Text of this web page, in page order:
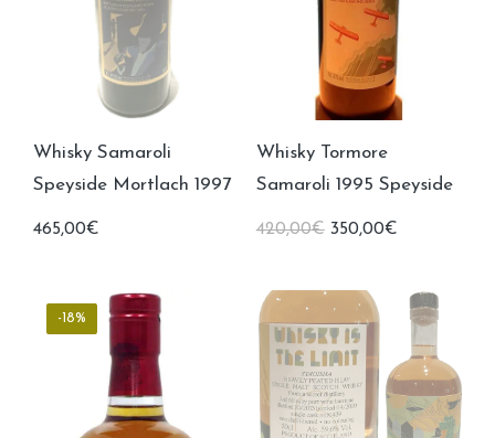
Whisky Samaroli
Speyside Mortlach 1997
465,00€
Whisky Tormore
Samaroli 1995 Speyside
420,00€ Le
420,00€.
350,00€Le
350,00€.
-18%